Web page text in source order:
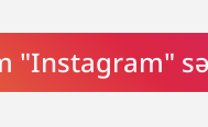
"Instagram"